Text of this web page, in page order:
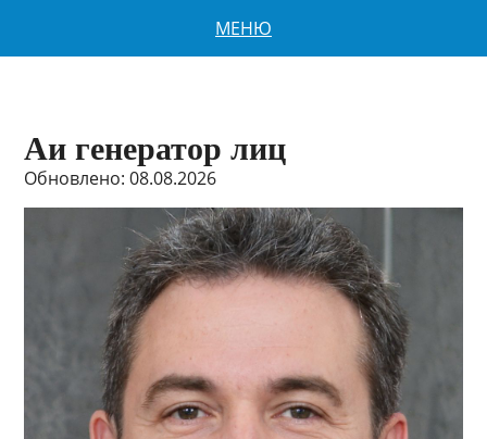
МЕНЮ
Аи генератор лиц
Обновлено: 08.08.2026